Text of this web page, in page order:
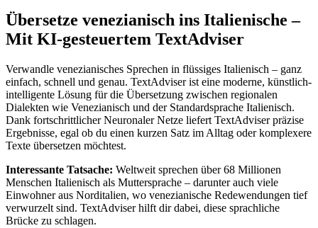
Übersetze venezianisch ins Italienische –
Mit KI-gesteuertem TextAdviser
Verwandle venezianisches Sprechen in flüssiges Italienisch – ganz
einfach, schnell und genau. TextAdviser ist eine moderne, künstlich-
intelligente Lösung für die Übersetzung zwischen regionalen
Dialekten wie Venezianisch und der Standardsprache Italienisch.
Dank fortschrittlicher Neuronaler Netze liefert TextAdviser präzise
Ergebnisse, egal ob du einen kurzen Satz im Alltag oder komplexere
Texte übersetzen möchtest.
Interessante Tatsache: Weltweit sprechen über 68 Millionen
Menschen Italienisch als Muttersprache – darunter auch viele
Einwohner aus Norditalien, wo venezianische Redewendungen tief
verwurzelt sind. TextAdviser hilft dir dabei, diese sprachliche
Brücke zu schlagen.